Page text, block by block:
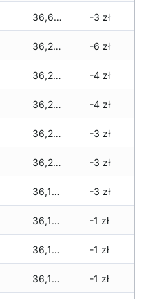
36,610 zł -3 zł
36,275 zł -6 zł
36,275 zł -4 zł
36,275 zł -4 zł
36,275 zł -3 zł
36,275 zł -3 zł
36,120 zł -3 zł
36,120 zł -1 zł
36,120 zł -1 zł
36,120 zł -1 zł